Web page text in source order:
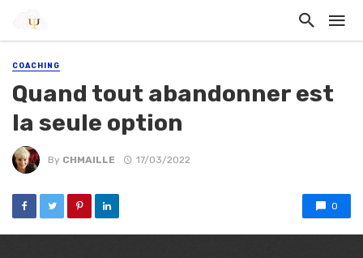
COACHING
Quand tout abandonner est
la seule option
By CHMAILLE 17/03/2022
0